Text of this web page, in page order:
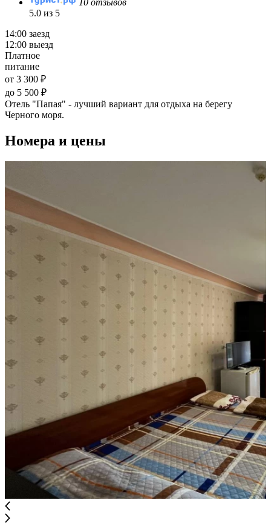
5.0 из 5
14:00 заезд
12:00 выезд
Платное
питание
от 3 300 ₽
до 5 500 ₽
Отель "Папая" - лучший вариант для отдыха на берегу
Черного моря.
Номера и цены